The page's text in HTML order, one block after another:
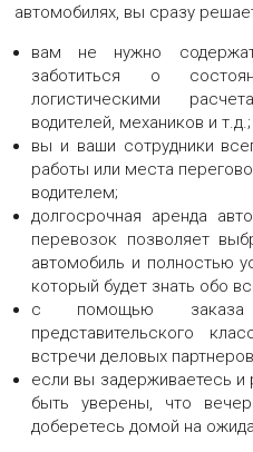
автомобилях, вы сразу
вам не нужно
заботиться о
логистическими
водителей, механиков и т.д.;
вы и ваши сотрудники
работы или места
водителем;
долгосрочная аренда
перевозок позволяет
автомобиль и полностью
который будет знать обо
с помощью заказа
представительского
встречи деловых
если вы задерживаетесь и
быть уверены, что
доберетесь домой на